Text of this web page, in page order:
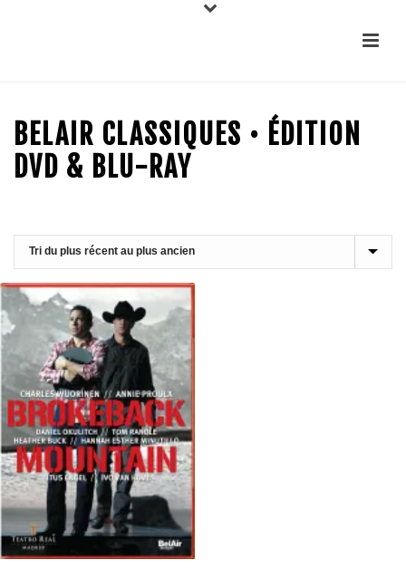
BELAIR CLASSIQUES • ÉDITION
DVD & BLU-RAY